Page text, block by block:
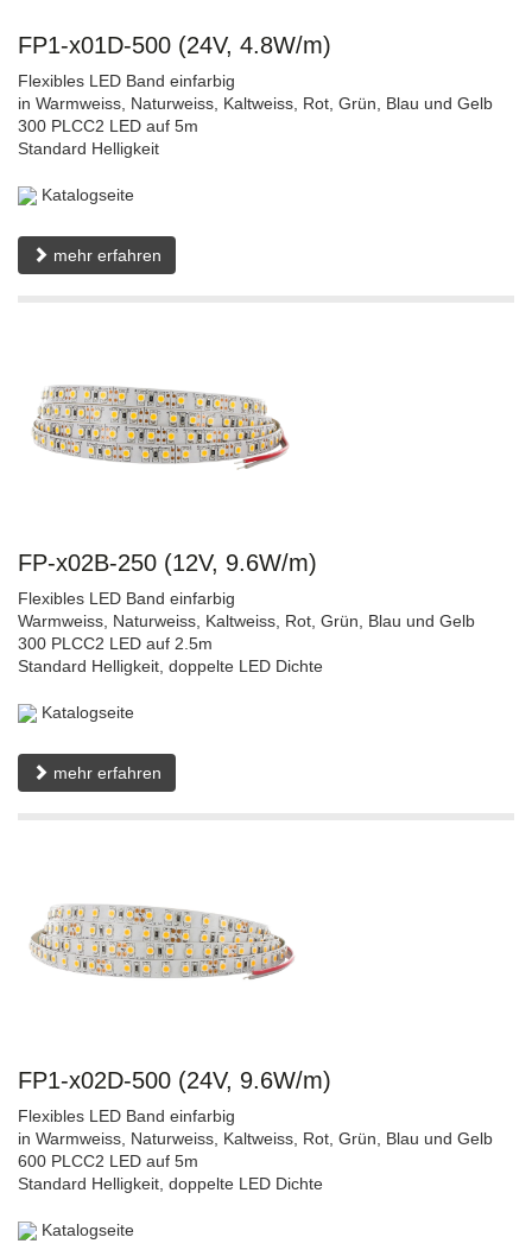
FP1-x01D-500 (24V, 4.8W/m)
Flexibles LED Band einfarbig
in Warmweiss, Naturweiss, Kaltweiss, Rot, Grün, Blau und Gelb
300 PLCC2 LED auf 5m
Standard Helligkeit
Katalogseite
mehr erfahren
FP-x02B-250 (12V, 9.6W/m)
Flexibles LED Band einfarbig
Warmweiss, Naturweiss, Kaltweiss, Rot, Grün, Blau und Gelb
300 PLCC2 LED auf 2.5m
Standard Helligkeit, doppelte LED Dichte
Katalogseite
mehr erfahren
FP1-x02D-500 (24V, 9.6W/m)
Flexibles LED Band einfarbig
in Warmweiss, Naturweiss, Kaltweiss, Rot, Grün, Blau und Gelb
600 PLCC2 LED auf 5m
Standard Helligkeit, doppelte LED Dichte
Katalogseite